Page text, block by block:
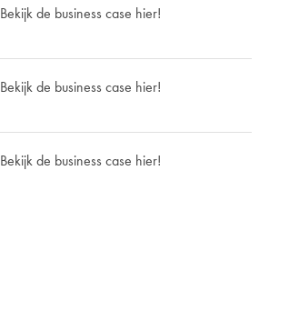
Bekijk de business case hier!
Bekijk de business case hier!
Bekijk de business case hier!